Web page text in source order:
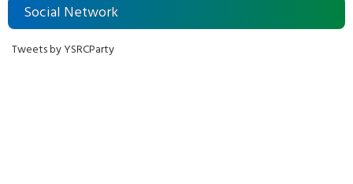
Social Network
Tweets by YSRCParty